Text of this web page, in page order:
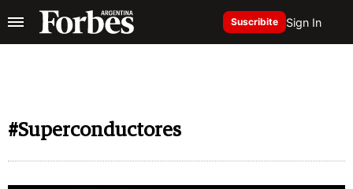
Suscribite Sign In
#Superconductores